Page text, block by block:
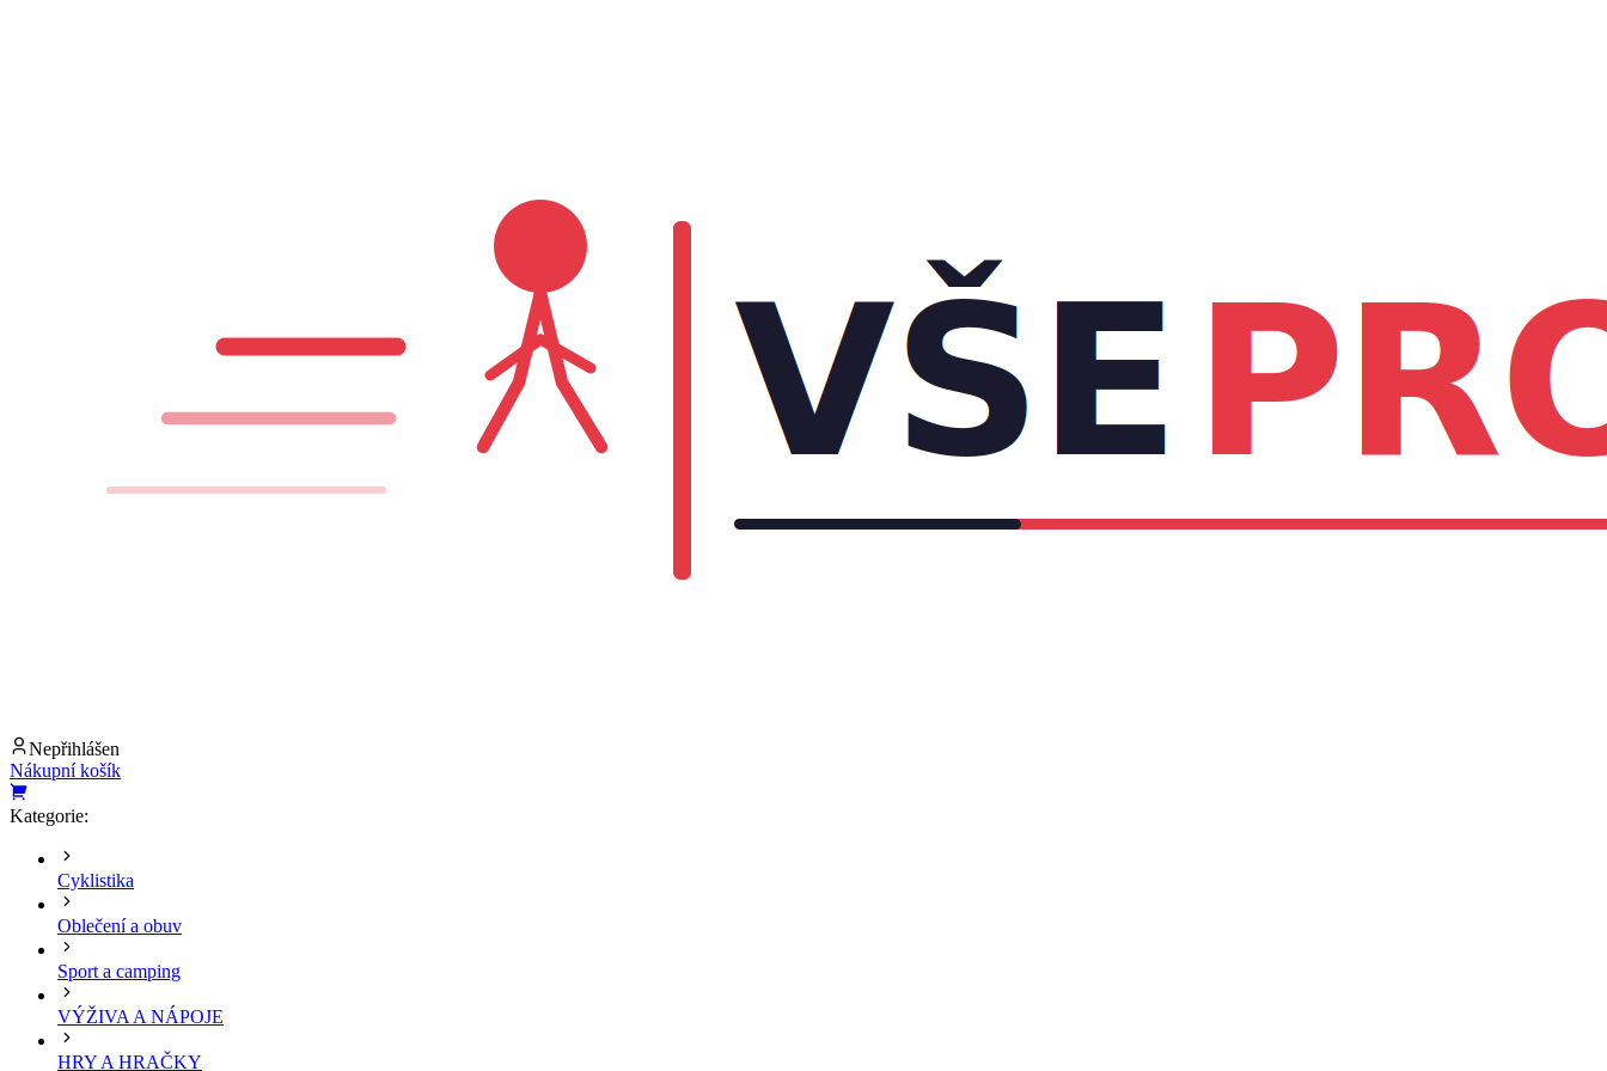
Nepřihlášen
Nákupní košík
Kategorie:
Cyklistika
Oblečení a obuv
Sport a camping
VÝŽIVA A NÁPOJE
HRY A HRAČKY